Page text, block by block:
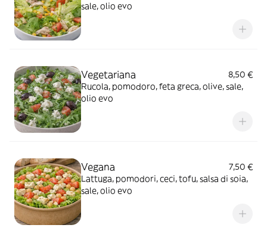
sale, olio evo
Vegetariana
8,50 €
Rucola, pomodoro, feta greca, olive, sale,
olio evo
Vegana
7,50 €
Lattuga, pomodori, ceci, tofu, salsa di soia,
sale, olio evo